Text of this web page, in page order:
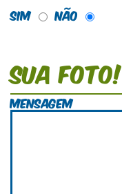
Sim
Não
Sua foto!
Mensagem